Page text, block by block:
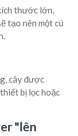
thước lớn,
tạo nên một cú
cây được
bị lọc hoặc
"lên